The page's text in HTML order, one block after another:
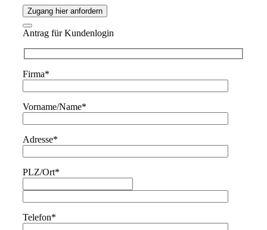
Zugang hier anfordern
Antrag für Kundenlogin
Firma*
Vorname/Name*
Adresse*
PLZ/Ort*
Telefon*